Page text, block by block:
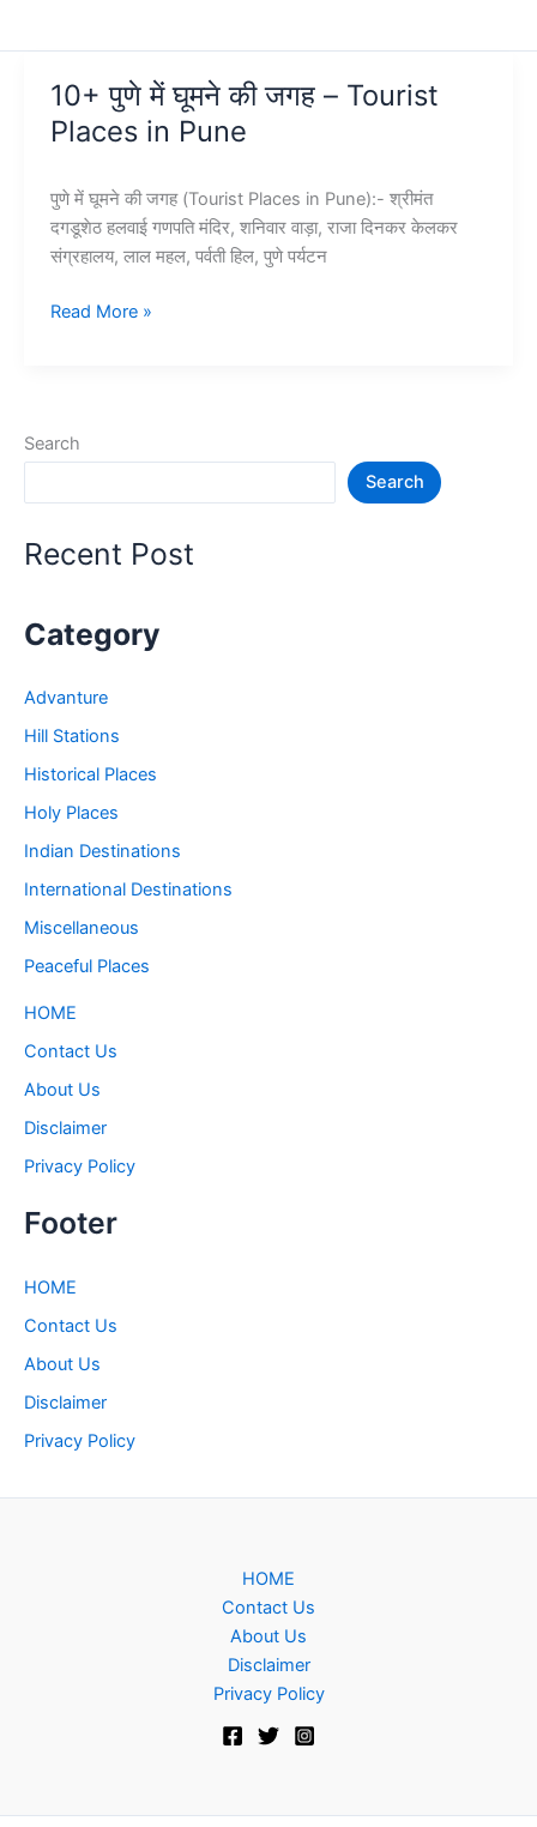
10+ पुणे में घूमने की जगह – Tourist
Places in Pune
पुणे में घूमने की जगह (Tourist Places in Pune):- श्रीमंत
दगडूशेठ हलवाई गणपति मंदिर, शनिवार वाड़ा, राजा दिनकर केलकर
संग्रहालय, लाल महल, पर्वती हिल, पुणे पर्यटन
10+
जगह
in
Read More »
Search
Search
Recent Post
Category
Advanture
Hill Stations
Historical Places
Holy Places
Indian Destinations
International Destinations
Miscellaneous
Peaceful Places
HOME
Contact Us
About Us
Disclaimer
Privacy Policy
Footer
HOME
Contact Us
About Us
Disclaimer
Privacy Policy
HOME
Contact Us
About Us
Disclaimer
Privacy Policy